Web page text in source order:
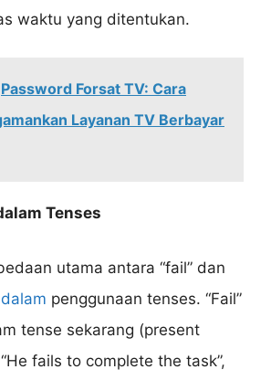
waktu yang ditentukan.
Password Forsat TV: Cara
Layanan TV Berbayar
Tenses
utama antara “fail” dan
penggunaan tenses. “Fail”
tense sekarang (present
fails to complete the task”,